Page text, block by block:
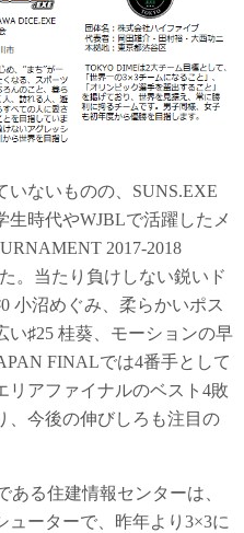
いないものの、SUNS.EXE
生時代やWJBLで活躍したメ
2017-2018
。当たり負けしない鋭いド
小沼めぐみ、柔らかいポス
い♯25 桂葵、モーションの早
FINALでは4番手として
リアファイナルのベスト4敗
、今後の伸びしろも注目の
ある住建情報センターは、
ューターで、昨年より3×3に